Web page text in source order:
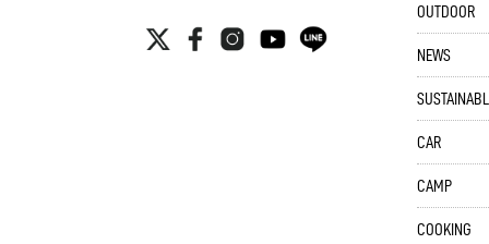
OUTDOOR
NEWS
CAR
CAMP
COOKING